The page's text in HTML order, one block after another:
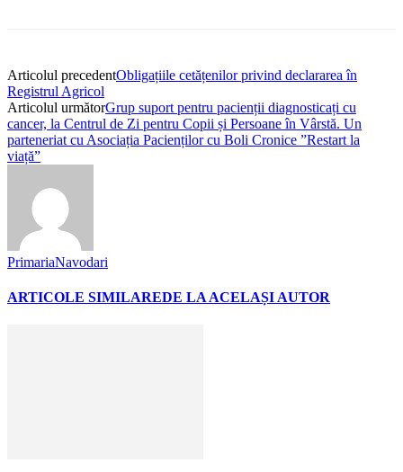
Articolul precedentObligațiile cetățenilor privind declararea în
Registrul Agricol
Articolul următorGrup suport pentru pacienții diagnosticați cu
cancer, la Centrul de Zi pentru Copii și Persoane în Vârstă. Un
parteneriat cu Asociația Pacienților cu Boli Cronice ”Restart la
viață”
PrimariaNavodari
ARTICOLE SIMILAREDE LA ACELAȘI AUTOR